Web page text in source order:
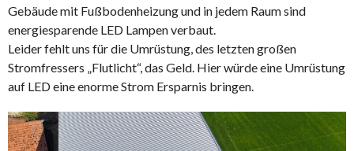
Gebäude mit Fußbodenheizung und in jedem Raum sind
energiesparende LED Lampen verbaut.
Leider fehlt uns für die Umrüstung, des letzten großen
Stromfressers „Flutlicht“, das Geld. Hier würde eine Umrüstung
auf LED eine enorme Strom Ersparnis bringen.